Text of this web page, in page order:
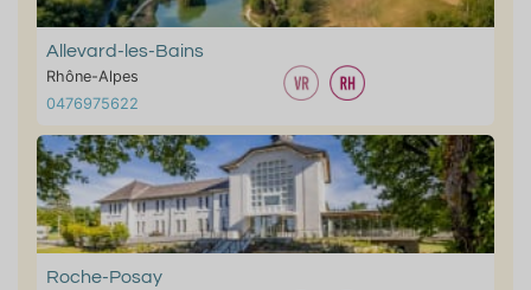
Allevard-les-Bains
Rhône-Alpes
0476975622
Roche-Posay